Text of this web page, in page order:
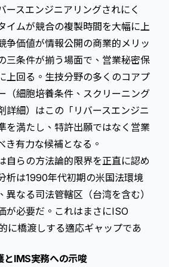
ースエンジニアリングされにく
イムが競合の複製時間を大幅に上
争価値が情報公開の商業的メリッ
条件が揃う場面で、営業秘密保
上回る。生技分野の多くのコアプ
（細胞培養条件、スクリーニング
詳細）はこの「リバースエンジニ
を満たし、特許出願ではなく営業
き有力な候補となる。
自らの方法論的限界を正直に認め
析は1990年代初期の米国法環境
異なる司法管轄区（台湾を含む）
が必要だ。これはまさにISO
に橋渡しする適応ギャップであ
とIMS実務への示唆